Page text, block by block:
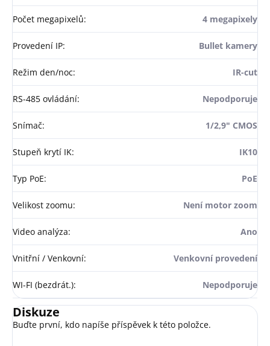
Počet megapixelů: 4 megapixely
Provedení IP: Bullet kamery
Režim den/noc: IR-cut
RS-485 ovládání: Nepodporuje
Snímač: 1/2,9" CMOS
Stupeň krytí IK: IK10
Typ PoE: PoE
Velikost zoomu: Není motor zoom
Video analýza: Ano
Vnitřní / Venkovní: Venkovní provedení
WI-FI (bezdrát.): Nepodporuje
Diskuze
Buďte první, kdo napíše příspěvek k této položce.